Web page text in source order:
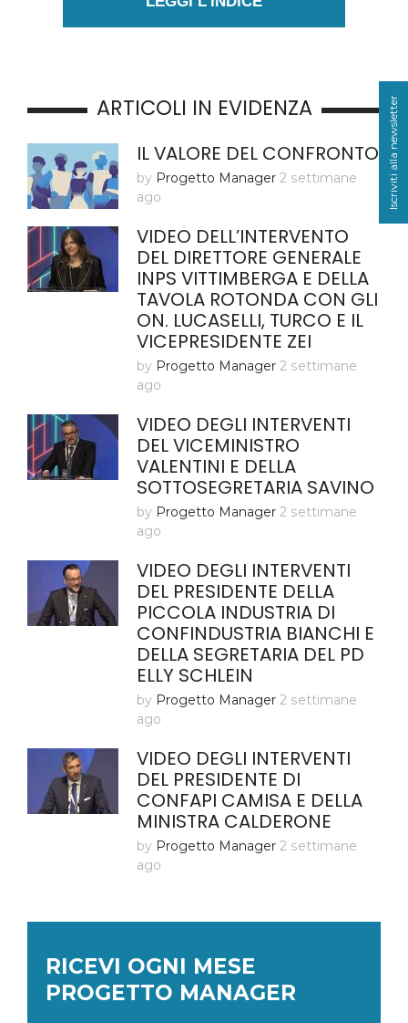
ARTICOLI IN EVIDENZA
IL VALORE DEL CONFRONTO
by Progetto Manager 2 settimane
ago
VIDEO DELL’INTERVENTO
DEL DIRETTORE GENERALE
INPS VITTIMBERGA E DELLA
TAVOLA ROTONDA CON GLI
ON. LUCASELLI, TURCO E IL
VICEPRESIDENTE ZEI
by Progetto Manager 2 settimane
ago
VIDEO DEGLI INTERVENTI
DEL VICEMINISTRO
VALENTINI E DELLA
SOTTOSEGRETARIA SAVINO
by Progetto Manager 2 settimane
ago
VIDEO DEGLI INTERVENTI
DEL PRESIDENTE DELLA
PICCOLA INDUSTRIA DI
CONFINDUSTRIA BIANCHI E
DELLA SEGRETARIA DEL PD
ELLY SCHLEIN
by Progetto Manager 2 settimane
ago
VIDEO DEGLI INTERVENTI
DEL PRESIDENTE DI
CONFAPI CAMISA E DELLA
MINISTRA CALDERONE
by Progetto Manager 2 settimane
ago
RICEVI OGNI MESE
PROGETTO MANAGER
Iscriviti alla newsletter